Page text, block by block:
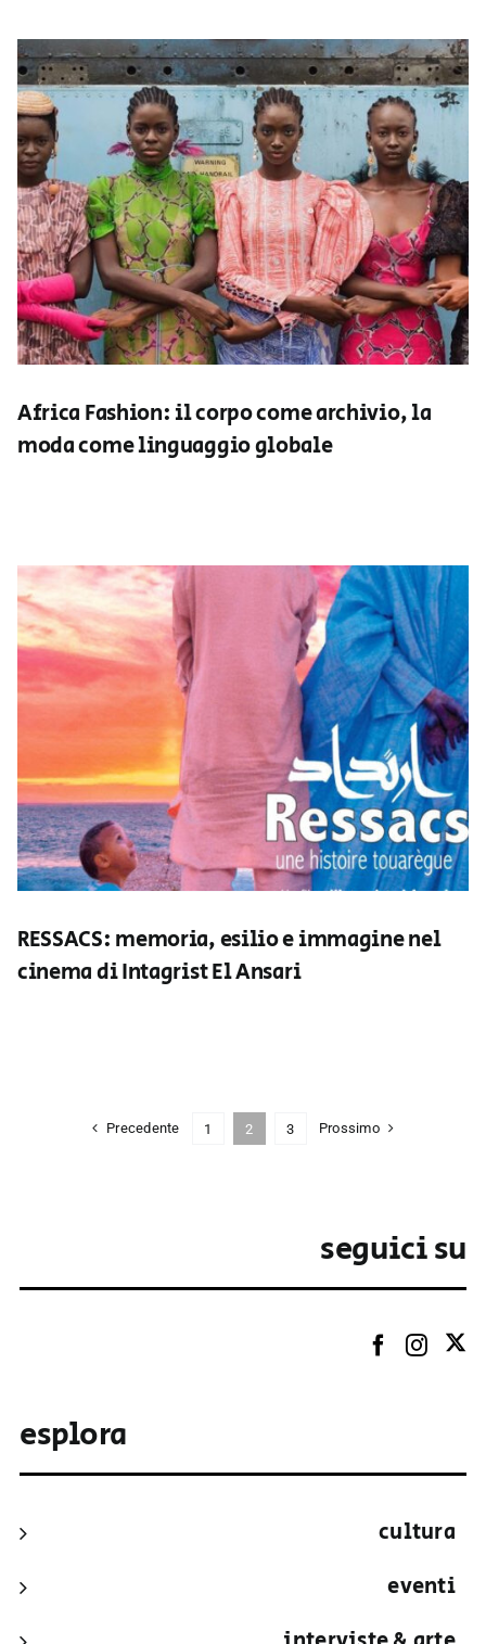
Africa Fashion: il corpo come archivio, la
moda come linguaggio globale
RESSACS: memoria, esilio e immagine nel
cinema di Intagrist El Ansari
Precedente 1 2 3 Prossimo
seguici su
esplora
cultura
eventi